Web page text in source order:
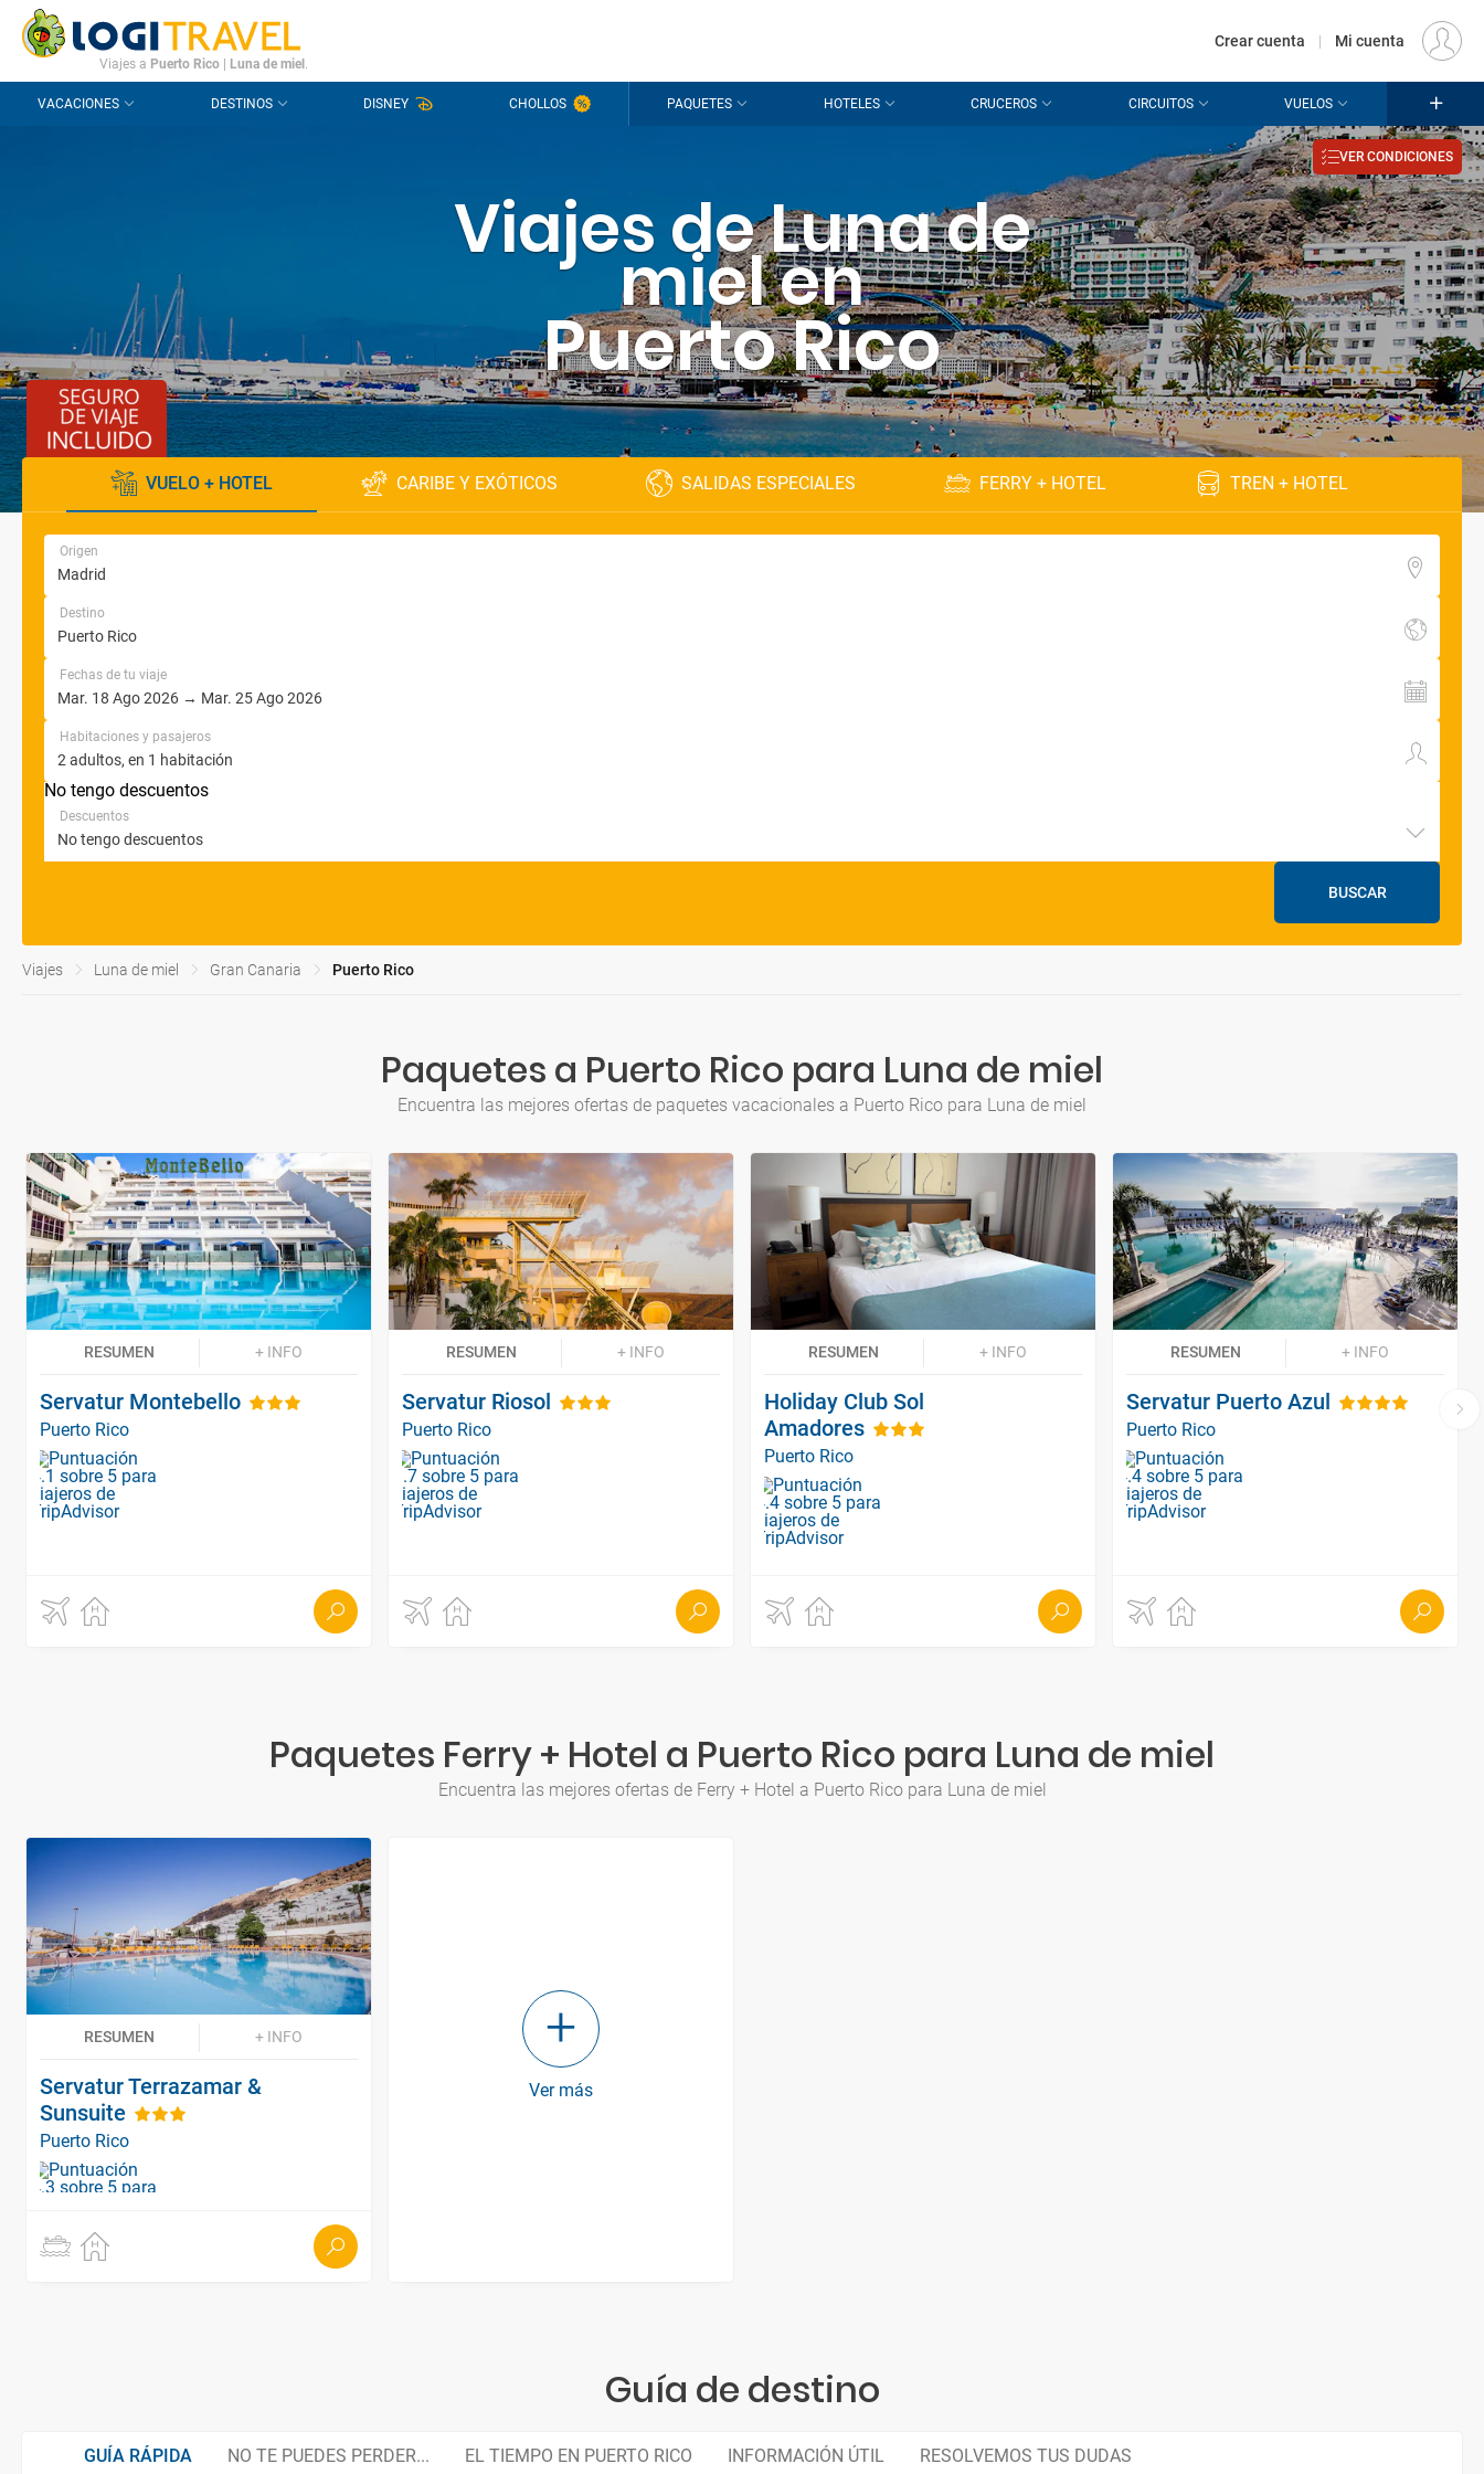
CONTACTO PREGUNTAS FRECUENTES EUR
Viajes a Puerto Rico Luna de miel .
Crear cuenta | Mi cuenta
VACACIONES DESTINOS DISNEY CHOLLOS PAQUETES HOTELES CRUCEROS CIRCUITOS VUELOS
Viajes de Luna de
miel en
Puerto Rico
VER CONDICIONES
VUELO + HOTEL CARIBE Y EXÓTICOS SALIDAS ESPECIALES FERRY + HOTEL TREN + HOTEL
Origen
Destino
Fechas de tu viaje
Habitaciones y pasajeros
No tengo descuentos
Descuentos
BUSCAR
Viajes Luna de miel Gran Canaria Puerto Rico
Paquetes a Puerto Rico para Luna de miel
Encuentra las mejores ofertas de paquetes vacacionales a Puerto Rico para Luna de miel
RESUMEN + INFO
Servatur Montebello
Puerto Rico
RESUMEN + INFO
Servatur Riosol
Puerto Rico
RESUMEN + INFO
Holiday Club Sol
Amadores
Puerto Rico
RESUMEN + INFO
Servatur Puerto Azul
Puerto Rico
Paquetes Ferry + Hotel a Puerto Rico para Luna de miel
Encuentra las mejores ofertas de Ferry + Hotel a Puerto Rico para Luna de miel
RESUMEN + INFO
Servatur Terrazamar &
Sunsuite
Puerto Rico
Ver más
Guía de destino
GUÍA RÁPIDA NO TE PUEDES PERDER... EL TIEMPO EN PUERTO RICO INFORMACIÓN ÚTIL RESOLVEMOS TUS DUDAS